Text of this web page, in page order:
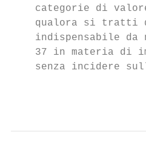
categorie di
qualora si tratti
indispensabile da
37 in materia di
senza incidere